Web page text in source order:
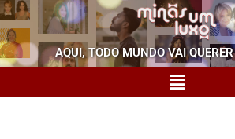
AQUI, TODO MUNDO VAI